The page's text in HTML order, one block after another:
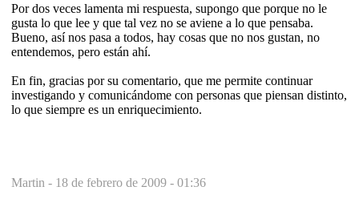
Por dos veces lamenta mi respuesta, supongo que porque no le
gusta lo que lee y que tal vez no se aviene a lo que pensaba.
Bueno, así nos pasa a todos, hay cosas que no nos gustan, no
entendemos, pero están ahí.
En fin, gracias por su comentario, que me permite continuar
investigando y comunicándome con personas que piensan distinto,
lo que siempre es un enriquecimiento.
Martin - 18 de febrero de 2009 - 01:36